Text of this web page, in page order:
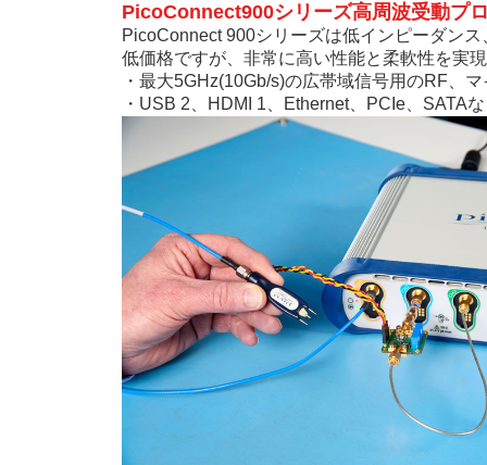
PicoConnect900シリーズ高周波受動プ
PicoConnect 900シリーズは低インピーダン
低価格ですが、非常に高い性能と柔軟性を実
・最大5GHz(10Gb/s)の広帯域信号用のRF、
・USB 2、HDMI 1、Ethernet、PCIe、SATA